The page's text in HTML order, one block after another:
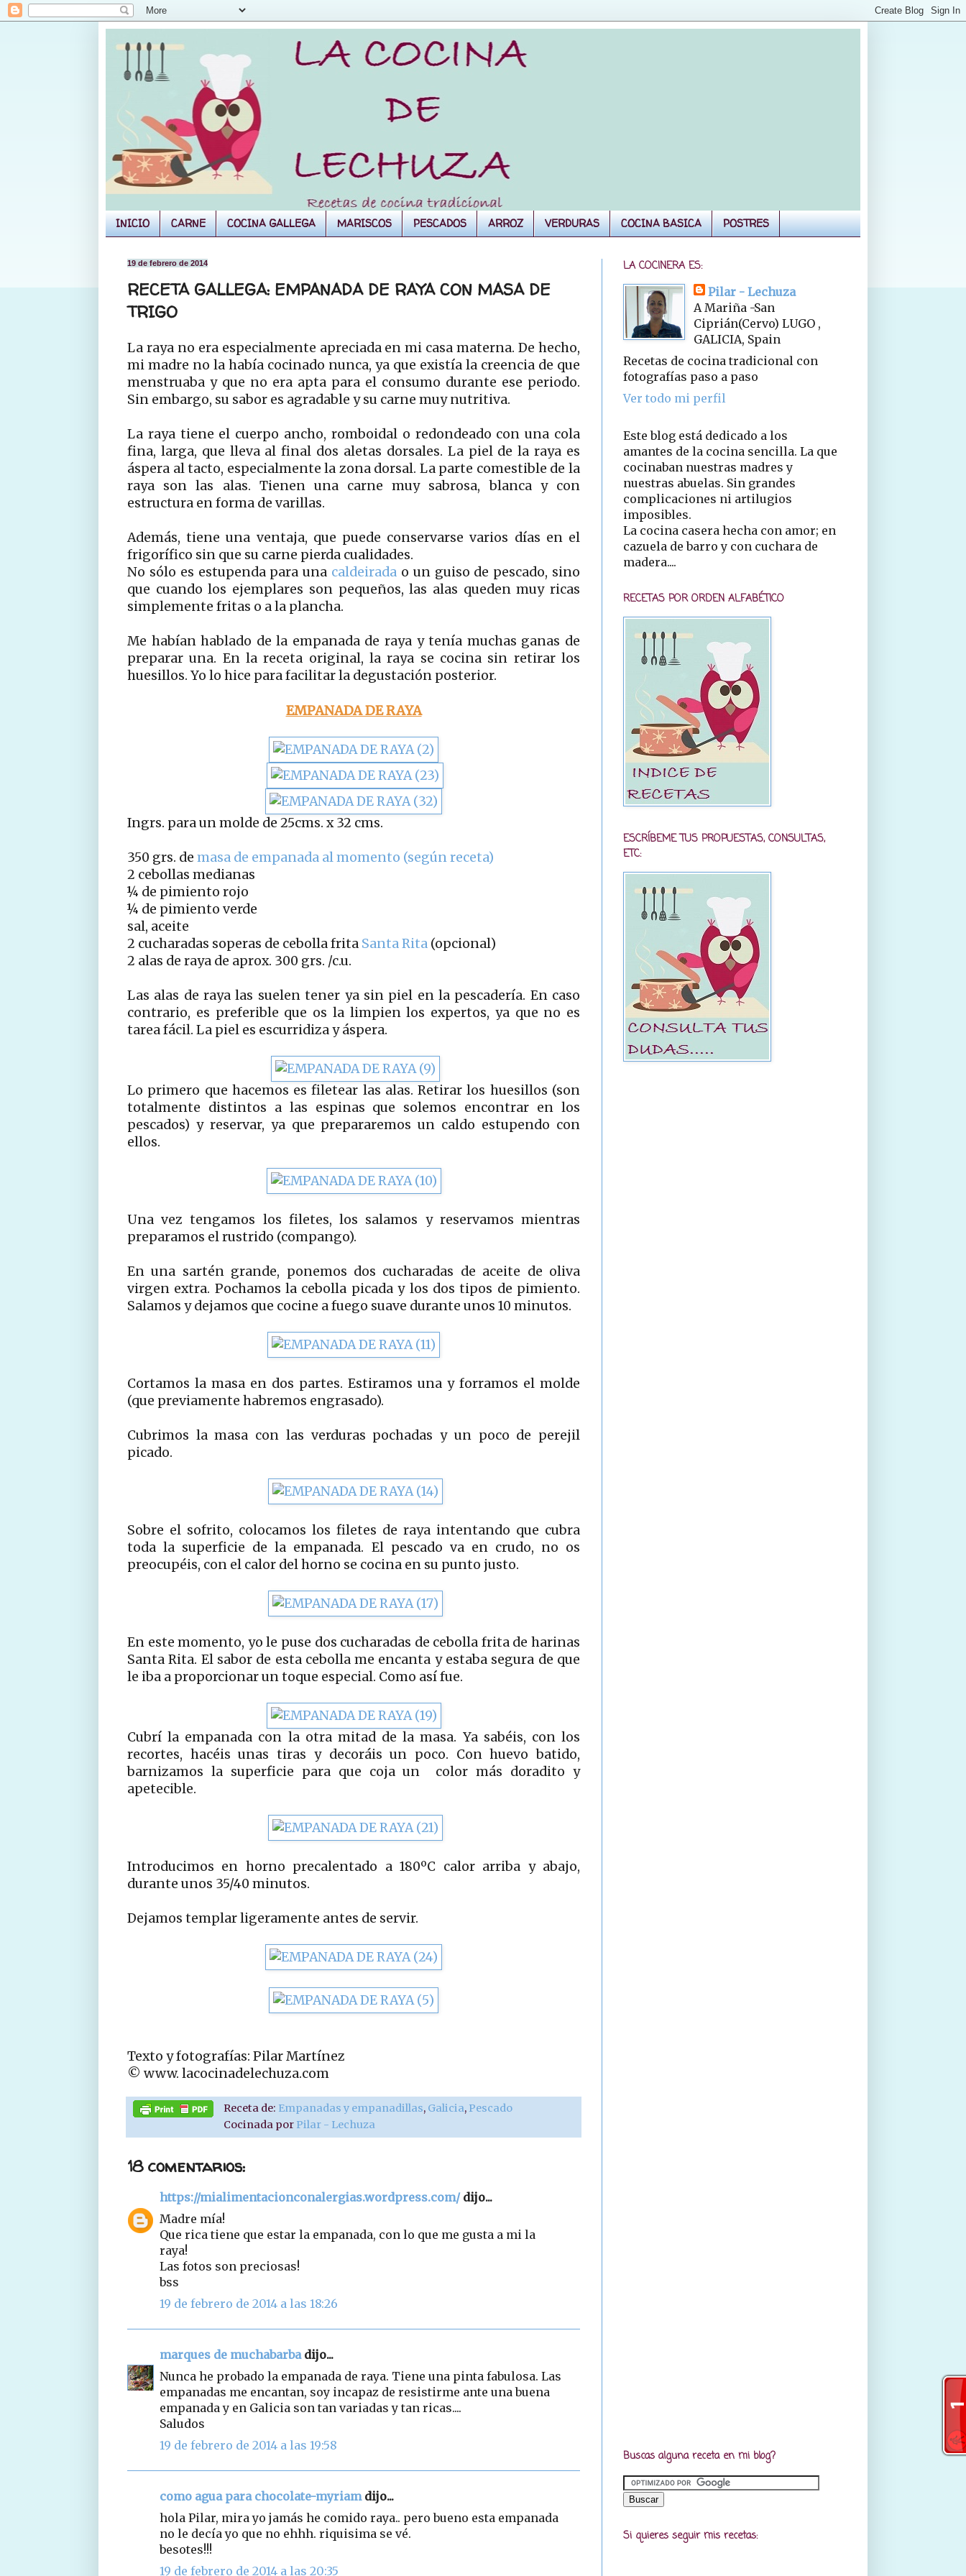
INICIO CARNE COCINA GALLEGA MARISCOS PESCADOS ARROZ VERDURAS COCINA BASICA POSTRES
19 de febrero de 2014
RECETA GALLEGA: EMPANADA DE RAYA CON MASA DE
TRIGO
La raya no era especialmente apreciada en mi casa materna. De hecho,
mi madre no la había cocinado nunca, ya que existía la creencia de que
menstruaba y que no era apta para el consumo durante ese periodo.
Sin embargo, su sabor es agradable y su carne muy nutritiva.
La raya tiene el cuerpo ancho, romboidal o redondeado con una cola
fina, larga, que lleva al final dos aletas dorsales. La piel de la raya es
áspera al tacto, especialmente la zona dorsal. La parte comestible de la
raya son las alas. Tienen una carne muy sabrosa, blanca y con
estructura en forma de varillas.
Además, tiene una ventaja, que puede conservarse varios días en el
frigorífico sin que su carne pierda cualidades.
No sólo es estupenda para una caldeirada o un guiso de pescado, sino
que cuando los ejemplares son pequeños, las alas queden muy ricas
simplemente fritas o a la plancha.
Me habían hablado de la empanada de raya y tenía muchas ganas de
preparar una. En la receta original, la raya se cocina sin retirar los
huesillos. Yo lo hice para facilitar la degustación posterior.
EMPANADA DE RAYA
Ingrs. para un molde de 25cms. x 32 cms.
350 grs. de masa de empanada al momento (según receta)
2 cebollas medianas
¼ de pimiento rojo
¼ de pimiento verde
sal, aceite
2 cucharadas soperas de cebolla frita Santa Rita (opcional)
2 alas de raya de aprox. 300 grs. /c.u.
Las alas de raya las suelen tener ya sin piel en la pescadería. En caso
contrario, es preferible que os la limpien los expertos, ya que no es
tarea fácil. La piel es escurridiza y áspera.
Lo primero que hacemos es filetear las alas. Retirar los huesillos (son
totalmente distintos a las espinas que solemos encontrar en los
pescados) y reservar, ya que prepararemos un caldo estupendo con
ellos.
Una vez tengamos los filetes, los salamos y reservamos mientras
preparamos el rustrido (compango).
En una sartén grande, ponemos dos cucharadas de aceite de oliva
virgen extra. Pochamos la cebolla picada y los dos tipos de pimiento.
Salamos y dejamos que cocine a fuego suave durante unos 10 minutos.
Cortamos la masa en dos partes. Estiramos una y forramos el molde
(que previamente habremos engrasado).
Cubrimos la masa con las verduras pochadas y un poco de perejil
picado.
Sobre el sofrito, colocamos los filetes de raya intentando que cubra
toda la superficie de la empanada. El pescado va en crudo, no os
preocupéis, con el calor del horno se cocina en su punto justo.
En este momento, yo le puse dos cucharadas de cebolla frita de harinas
Santa Rita. El sabor de esta cebolla me encanta y estaba segura de que
le iba a proporcionar un toque especial. Como así fue.
Cubrí la empanada con la otra mitad de la masa. Ya sabéis, con los
recortes, hacéis unas tiras y decoráis un poco. Con huevo batido,
barnizamos la superficie para que coja un color más doradito y
apetecible.
Introducimos en horno precalentado a 180ºC calor arriba y abajo,
durante unos 35/40 minutos.
Dejamos templar ligeramente antes de servir.
Texto y fotografías: Pilar Martínez
© www. lacocinadelechuza.com
Receta de: Empanadas y empanadillas, Galicia, Pescado
Cocinada por Pilar - Lechuza
18 comentarios:
https://mialimentacionconalergias.wordpress.com/dijo...
Madre mía!
Que rica tiene que estar la empanada, con lo que me gusta a mi la
raya!
Las fotos son preciosas!
bss
19 de febrero de 2014 a las 18:26
marques de muchabarbadijo...
Nunca he probado la empanada de raya. Tiene una pinta fabulosa. Las
empanadas me encantan, soy incapaz de resistirme ante una buena
empanada y en Galicia son tan variadas y tan ricas....
Saludos
19 de febrero de 2014 a las 19:58
como agua para chocolate-myriamdijo...
hola Pilar, mira yo jamás he comido raya.. pero bueno esta empanada
no le decía yo que no ehhh. riquisima se vé.
besotes!!!
19 de febrero de 2014 a las 20:35
LA COCINERA ES:
Pilar - Lechuza
A Mariña -San
Ciprián(Cervo) LUGO ,
GALICIA, Spain
Recetas de cocina tradicional con
fotografías paso a paso
Ver todo mi perfil
Este blog está dedicado a los
amantes de la cocina sencilla. La que
cocinaban nuestras madres y
nuestras abuelas. Sin grandes
complicaciones ni artilugios
imposibles.
La cocina casera hecha con amor; en
cazuela de barro y con cuchara de
madera....
RECETAS POR ORDEN ALFABÉTICO
ESCRÍBEME TUS PROPUESTAS, CONSULTAS,
ETC:
Buscas alguna receta en mi blog?
Si quieres seguir mis recetas: